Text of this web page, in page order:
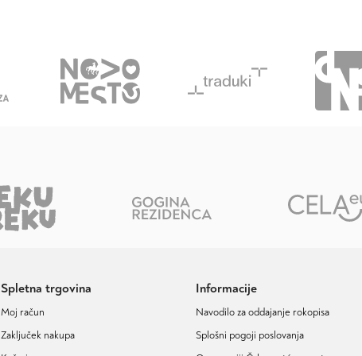
Spletna trgovina
Moj račun
Zaključek nakupa
Informacije
Navodilo za oddajanje rokopisa
Splošni pogoji poslovanja